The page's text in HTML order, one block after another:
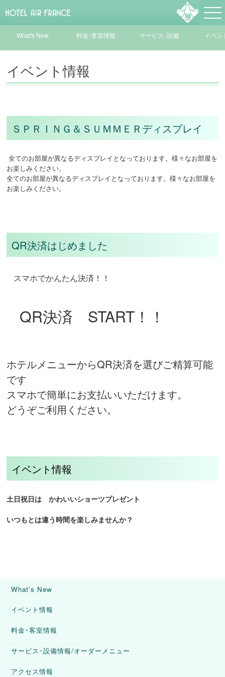
What's New 料金･客室情報
サービス･設備
情報/オーダー
イベン
イベント情報
ＳＰＲＩＮＧ＆ＳＵＭＭＥＲディスプレイ
全てのお部屋が異なるディスプレイとなっております。様々なお部屋を
お楽しみください。
全てのお部屋が異なるディスプレイとなっております。様々なお部屋を
お楽しみください。
QR決済はじめました
スマホでかんたん決済！！
QR決済 START！！
ホテルメニューからQR決済を選びご精算可能
です
スマホで簡単にお支払いいただけます。
どうぞご利用ください。
イベント情報
土日祝日は かわいいショーツプレゼント
いつもとは違う時間を楽しみませんか？
What's New
イベント情報
料金･客室情報
サービス･設備情報/オーダーメニュー
アクセス情報